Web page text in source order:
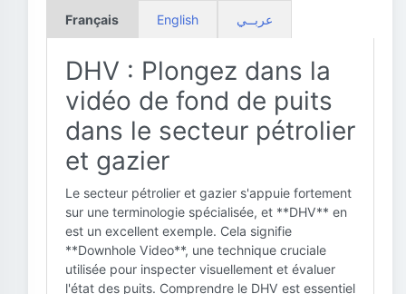
Français English عربــي
DHV : Plongez dans la
vidéo de fond de puits
dans le secteur pétrolier
et gazier
Le secteur pétrolier et gazier s'appuie fortement
sur une terminologie spécialisée, et **DHV** en
est un excellent exemple. Cela signifie
**Downhole Video**, une technique cruciale
utilisée pour inspecter visuellement et évaluer
l'état des puits. Comprendre le DHV est essentiel